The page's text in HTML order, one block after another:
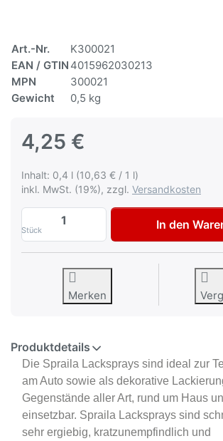
Art.-Nr.
K300021
EAN / GTIN 4015962030213
MPN
300021
Gewicht
0,5 kg
4,25 €
Inhalt: 0,4 l (10,63 € / 1 l)
inkl. MwSt. (19%), zzgl. Versandkosten
Stück
Spraila Lackspray
In den
Merken
Produktdetails
Die Spraila Lacksprays sind ideal zur
am Auto sowie als dekorative
Gegenstände aller Art, rund um Haus
einsetzbar. Spraila Lacksprays sind
sehr ergiebig, kratzunempfindlich und